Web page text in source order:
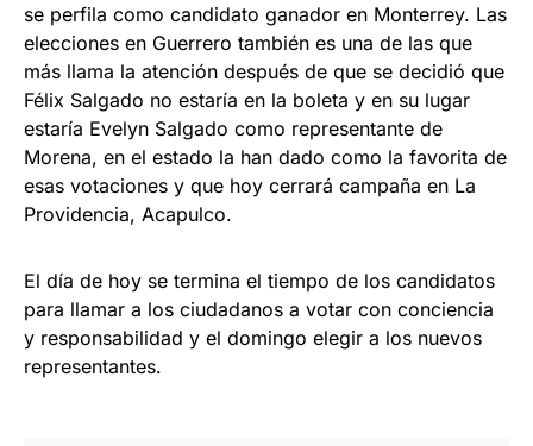
se perfila como candidato ganador en Monterrey. Las
elecciones en Guerrero también es una de las que
más llama la atención después de que se decidió que
Félix Salgado no estaría en la boleta y en su lugar
estaría Evelyn Salgado como representante de
Morena, en el estado la han dado como la favorita de
esas votaciones y que hoy cerrará campaña en La
Providencia, Acapulco.
El día de hoy se termina el tiempo de los candidatos
para llamar a los ciudadanos a votar con conciencia
y responsabilidad y el domingo elegir a los nuevos
representantes.